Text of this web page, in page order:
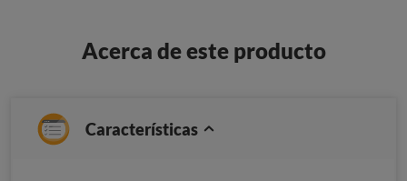
Acerca de este producto
Características